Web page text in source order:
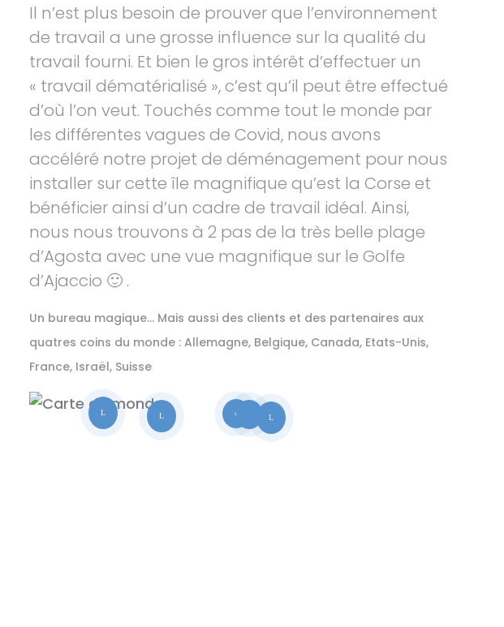
Il n’est plus besoin de prouver que l’environnement
de travail a une grosse influence sur la qualité du
travail fourni. Et bien le gros intérêt d’effectuer un
« travail dématérialisé », c’est qu’il peut être effectué
d’où l’on veut. Touchés comme tout le monde par
les différentes vagues de Covid, nous avons
accéléré notre projet de déménagement pour nous
installer sur cette île magnifique qu’est la Corse et
bénéficier ainsi d’un cadre de travail idéal. Ainsi,
nous nous trouvons à 2 pas de la très belle plage
d’Agosta avec une vue magnifique sur le Golfe
d’Ajaccio 🙂 .
Un bureau magique… Mais aussi des clients et des partenaires aux
quatres coins du monde : Allemagne, Belgique, Canada, Etats-Unis,
France, Israël, Suisse
L L
L
L L